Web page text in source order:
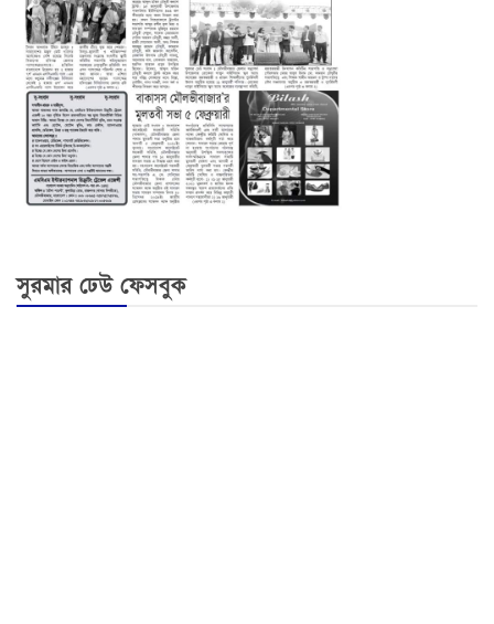
সুরমার ঢেউ ফেসবুক